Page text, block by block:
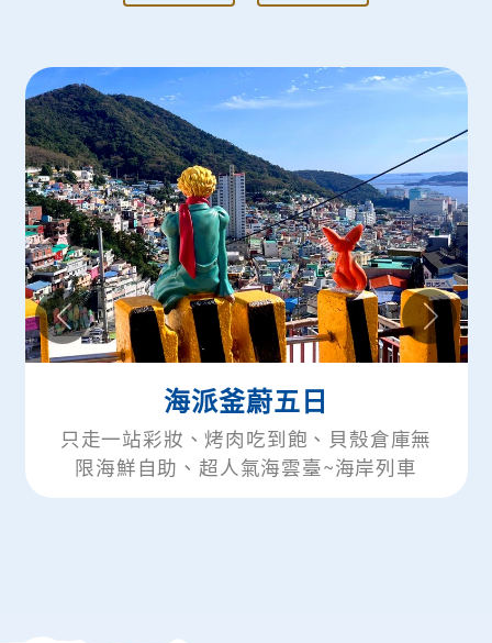
、烤肉吃到飽、貝殼倉庫無
、超人氣海雲臺~海岸列車
只走一站彩妝
服體驗、韓國
膠囊